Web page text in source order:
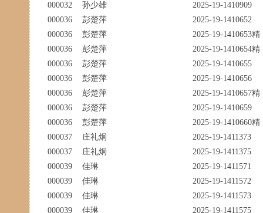
000032
孙少雄
2025-19-1410909
000036
彭楚萍
2025-19-1410652
000036
彭楚萍
2025-19-1410653精
000036
彭楚萍
2025-19-1410654精
000036
彭楚萍
2025-19-1410655
000036
彭楚萍
2025-19-1410656
000036
彭楚萍
2025-19-1410657精
000036
彭楚萍
2025-19-1410659
000036
彭楚萍
2025-19-1410660精
000037
庄礼炯
2025-19-1411373
000037
庄礼炯
2025-19-1411375
000039
佳琳
2025-19-1411571
000039
佳琳
2025-19-1411572
000039
佳琳
2025-19-1411573
000039
佳琳
2025-19-1411575